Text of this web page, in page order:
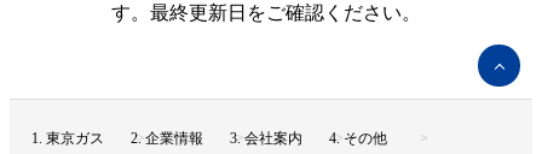
す。最終更新日をご確認ください。
ペ
ー
ジ
東京ガス 企業情報 会社案内
その他